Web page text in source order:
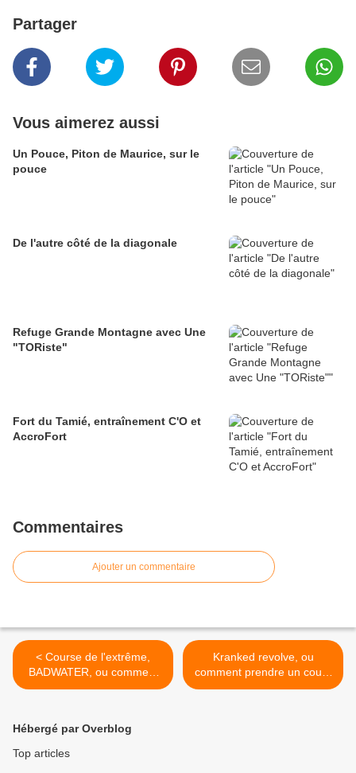
Partager
Vous aimerez aussi
Un Pouce, Piton de Maurice, sur le
pouce
De l'autre côté de la diagonale
Refuge Grande Montagne avec Une
"TORiste"
Fort du Tamié, entraînement C'O et
AccroFort
Commentaires
Ajouter un commentaire
< Course de l'extrême,
BADWATER, ou comment
griller comme un poulet
Kranked revolve, ou
comment prendre un cours
de vtt >
Hébergé par Overblog
Top articles